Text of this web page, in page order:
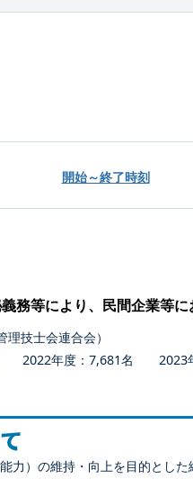
開始～終了時刻
務等により、民間企業等に
技士会連合会）
年度：7,681名 2023
力）の維持・向上を目的とし